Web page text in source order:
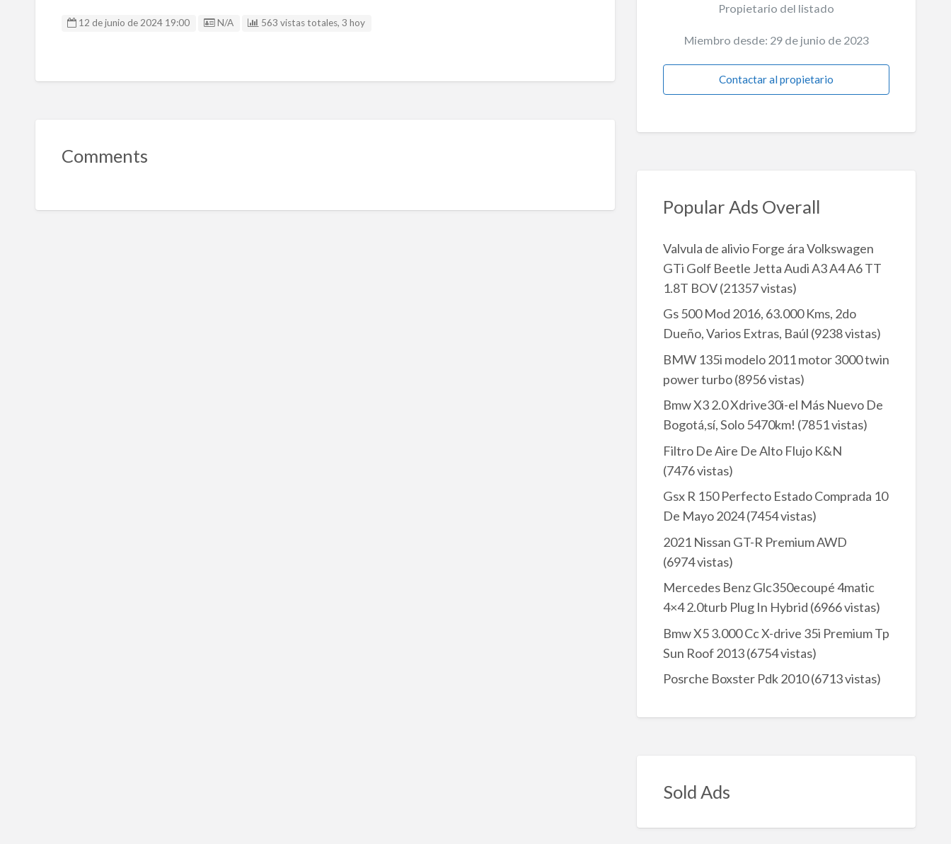
12 de junio de 2024 19:00 Listing ID
N/A 563 vistas totales, 3 hoy
Comments
Propietario del listado
Miembro desde: 29 de junio de 2023
Contactar al propietario
Popular Ads Overall
Valvula de alivio Forge ára Volkswagen
GTi Golf Beetle Jetta Audi A3 A4 A6 TT
1.8T BOV(21357 vistas)
Gs 500 Mod 2016, 63.000 Kms, 2do
Dueño, Varios Extras, Baúl (9238 vistas)
BMW 135i modelo 2011 motor 3000 twin
power turbo(8956 vistas)
Bmw X3 2.0 Xdrive30i-el Más Nuevo De
Bogotá,sí, Solo 5470km! (7851 vistas)
Filtro De Aire De Alto Flujo K&N
(7476 vistas)
Gsx R 150 Perfecto Estado Comprada 10
De Mayo 2024(7454 vistas)
2021 Nissan GT-R Premium AWD
(6974 vistas)
Mercedes Benz Glc350ecoupé 4matic
4×4 2.0turb Plug In Hybrid (6966 vistas)
Bmw X5 3.000 Cc X-drive 35i Premium Tp
Sun Roof 2013(6754 vistas)
Posrche Boxster Pdk 2010(6713 vistas)
Sold Ads